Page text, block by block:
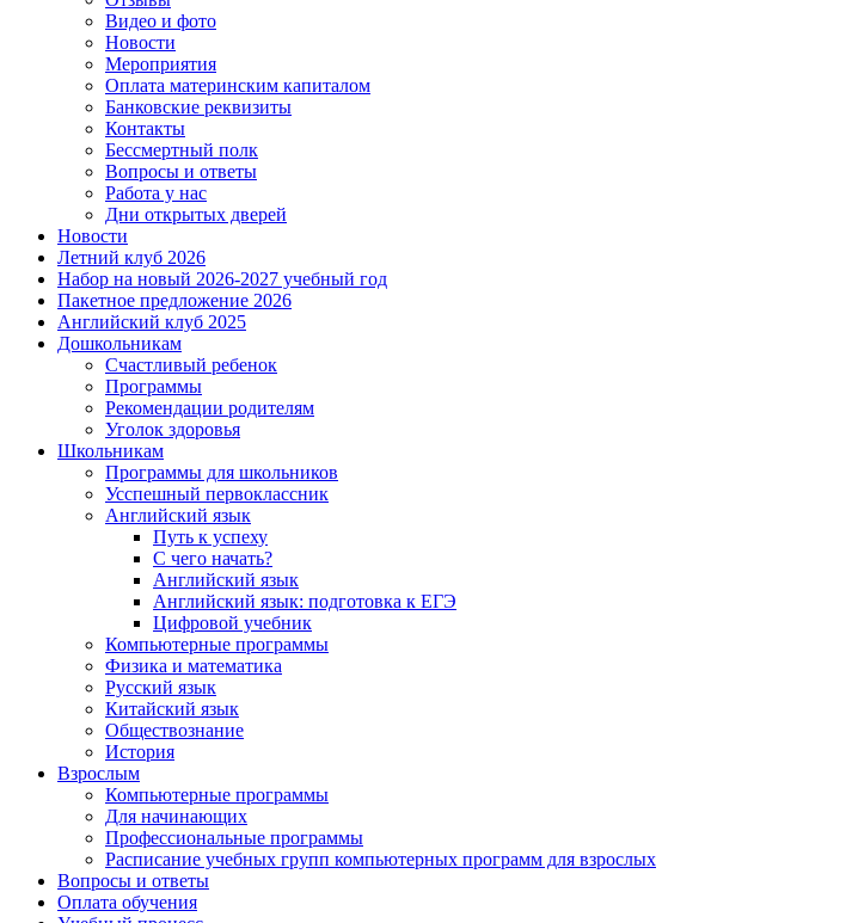
Видео и фото
Новости
Мероприятия
Оплата материнским капиталом
Банковские реквизиты
Контакты
Бессмертный полк
Вопросы и ответы
Работа у нас
Дни открытых дверей
Новости
Летний клуб 2026
Набор на новый 2026-2027 учебный год
Пакетное предложение 2026
Английский клуб 2025
Дошкольникам
Счастливый ребенок
Программы
Рекомендации родителям
Уголок здоровья
Школьникам
Программы для школьников
Усспешный первоклассник
Английский язык
Путь к успеху
С чего начать?
Английский язык
Английский язык: подготовка к ЕГЭ
Цифровой учебник
Компьютерные программы
Физика и математика
Русский язык
Китайский язык
Обществознание
История
Взрослым
Компьютерные программы
Для начинающих
Профессиональные программы
Расписание учебных групп компьютерных программ для взрослых
Вопросы и ответы
Оплата обучения